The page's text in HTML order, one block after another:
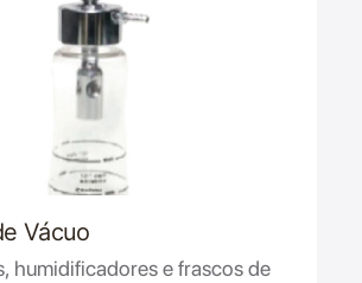
Vácuo
humidificadores e frascos de